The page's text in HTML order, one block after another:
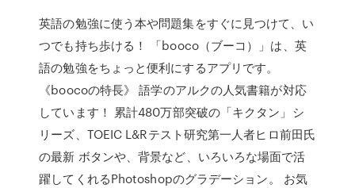
‎英語の勉強に使う本や問題集をすぐに見つけて、い
つでも持ち歩ける！ 「booco（ブーコ）」は、英
語の勉強をちょっと便利にするアプリです。
《boocoの特長》 語学のアルクの人気書籍が対応
しています！ 累計480万部突破の「キクタン」シ
リーズ、TOEIC L&Rテスト研究第一人者ヒロ前田氏
の最新 ボタンや、背景など、いろいろな場面で活
躍してくれるPhotoshopのグラデーション。 お気